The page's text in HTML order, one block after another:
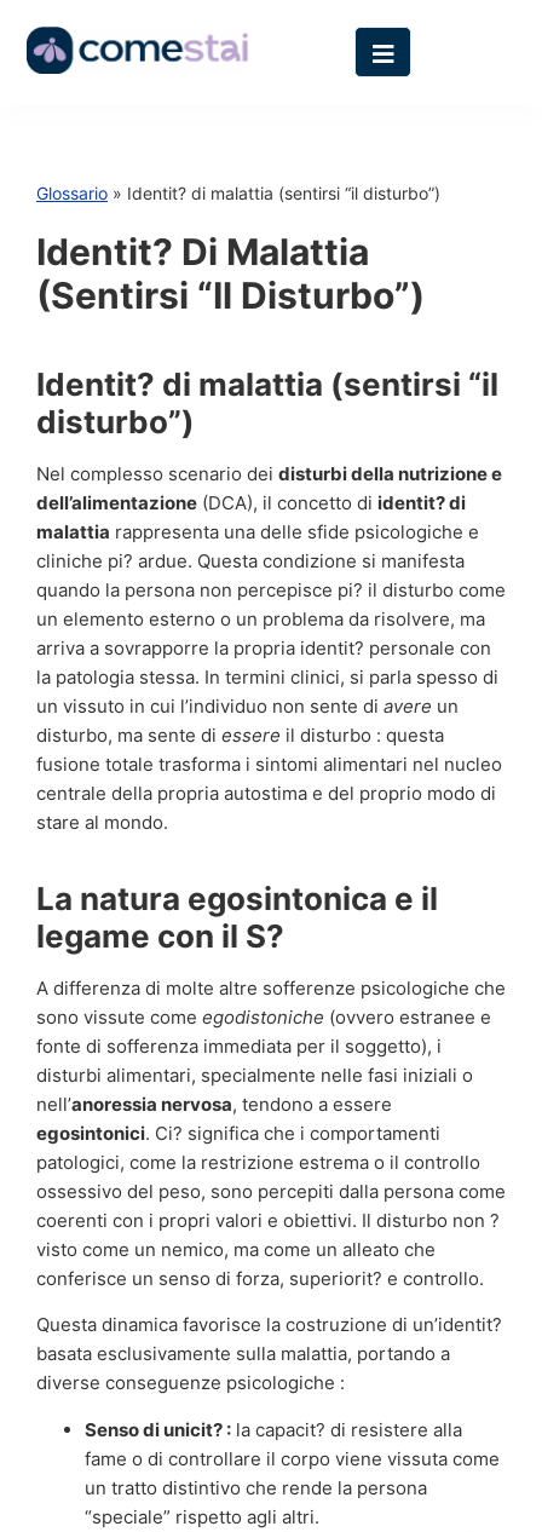
Glossario » Identit? di malattia (sentirsi “il disturbo”)
Identit? Di Malattia
(sentirsi “il Disturbo”)
Identit? di malattia (sentirsi “il
disturbo”)
Nel complesso scenario dei disturbi della nutrizione e
dell’alimentazione (DCA), il concetto di identit? di
malattia rappresenta una delle sfide psicologiche e
cliniche pi? ardue. Questa condizione si manifesta
quando la persona non percepisce pi? il disturbo come
un elemento esterno o un problema da risolvere, ma
arriva a sovrapporre la propria identit? personale con
la patologia stessa. In termini clinici, si parla spesso di
un vissuto in cui l’individuo non sente di avere un
disturbo, ma sente di essere il disturbo : questa
fusione totale trasforma i sintomi alimentari nel nucleo
centrale della propria autostima e del proprio modo di
stare al mondo.
La natura egosintonica e il
legame con il S?
A differenza di molte altre sofferenze psicologiche che
sono vissute come egodistoniche (ovvero estranee e
fonte di sofferenza immediata per il soggetto), i
disturbi alimentari, specialmente nelle fasi iniziali o
nell’anoressia nervosa, tendono a essere
egosintonici. Ci? significa che i comportamenti
patologici, come la restrizione estrema o il controllo
ossessivo del peso, sono percepiti dalla persona come
coerenti con i propri valori e obiettivi. Il disturbo non ?
visto come un nemico, ma come un alleato che
conferisce un senso di forza, superiorit? e controllo.
Questa dinamica favorisce la costruzione di un’identit?
basata esclusivamente sulla malattia, portando a
diverse conseguenze psicologiche :
Senso di unicit? : la capacit? di resistere alla
fame o di controllare il corpo viene vissuta come
un tratto distintivo che rende la persona
“speciale” rispetto agli altri.